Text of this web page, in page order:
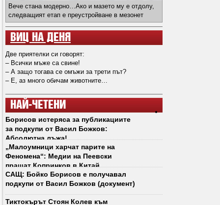
Вече стана модерно…Ако и мазето му е отдолу,
следващият етап е преустройване в мезонет
ВИЦ НА ДЕНЯ
Две приятелки си говорят:
– Всички мъже са свине!
– А защо тогава се омъжи за трети път?
– Е, аз много обичам животните…
НАЙ-ЧЕТЕНИ
Борисов истеряса за публикациите
за подкупи от Васил Божков:
Абсолютна лъжа!
„Малоумници харчат парите на
Феномена“: Медии на Пеевски
пращат Копринков в Китай
САЩ: Бойко Борисов е получавал
подкупи от Васил Божков (документ)
Тиктокърът Стоян Колев към